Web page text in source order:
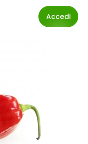
Accedi